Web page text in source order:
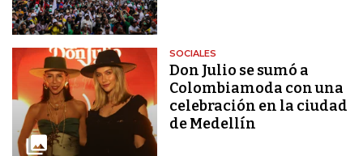
SOCIALES
Don Julio se sumó a
Colombiamoda con una
celebración en la ciudad
de Medellín